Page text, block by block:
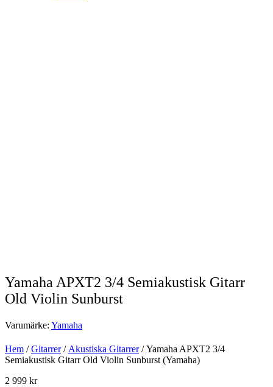
Yamaha APXT2 3/4 Semiakustisk Gitarr
Old Violin Sunburst
Varumärke: Yamaha
Hem /Gitarrer/Akustiska Gitarrer/ Yamaha APXT2 3/4
Semiakustisk Gitarr Old Violin Sunburst (Yamaha)
2 999 kr